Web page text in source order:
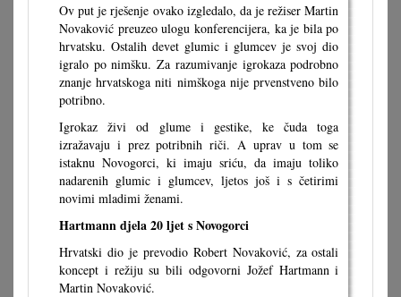
Ov put je rješenje ovako izgledalo, da je režiser Martin
Novaković preuzeo ulogu konferencijera, ka je bila po
hrvatsku. Ostalih devet glumic i glumcev je svoj dio
igralo po nimšku. Za razumivanje igrokaza podrobno
znanje hrvatskoga niti nimškoga nije prvenstveno bilo
potribno.
Igrokaz živi od glume i gestike, ke čuda toga
izražavaju i prez potribnih riči. A uprav u tom se
istaknu Novogorci, ki imaju sriću, da imaju toliko
nadarenih glumic i glumcev, ljetos još i s četirimi
novimi mladimi ženami.
Hartmann djela 20 ljet s Novogorci
Hrvatski dio je prevodio Robert Novaković, za ostali
koncept i režiju su bili odgovorni Jožef Hartmann i
Martin Novaković.